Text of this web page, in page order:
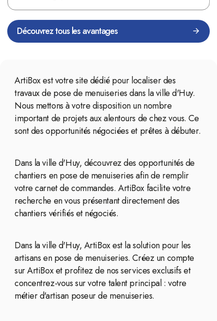
Découvrez tous les avantages
ArtiBox est votre site dédié pour localiser des
travaux de pose de menuiseries dans la ville d'Huy.
Nous mettons à votre disposition un nombre
important de projets aux alentours de chez vous. Ce
sont des opportunités négociées et prêtes à débuter.
Dans la ville d'Huy, découvrez des opportunités de
chantiers en pose de menuiseries afin de remplir
votre carnet de commandes. ArtiBox facilite votre
recherche en vous présentant directement des
chantiers vérifiés et négociés.
Dans la ville d'Huy, ArtiBox est la solution pour les
artisans en pose de menuiseries. Créez un compte
sur ArtiBox et profitez de nos services exclusifs et
concentrez-vous sur votre talent principal : votre
métier d'artisan poseur de menuiseries.